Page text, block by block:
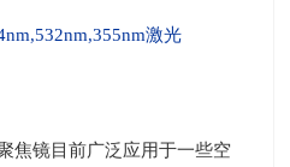
激光
焦镜目前广泛应用于一些空